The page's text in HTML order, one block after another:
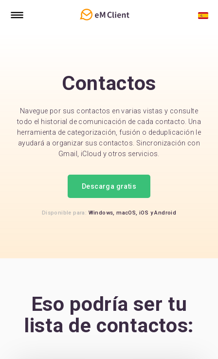
Contactos
Navegue por sus contactos en varias vistas y consulte
todo el historial de comunicación de cada contacto. Una
herramienta de categorización, fusión o deduplicación le
ayudará a organizar sus contactos. Sincronización con
Gmail, iCloud y otros servicios.
Descarga gratis
Disponible para: Windows, macOS, iOS y Android
Eso podría ser tu
lista de contactos: